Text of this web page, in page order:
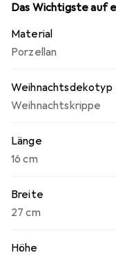
Das Wichtigste auf
Material
Porzellan
Weihnachtsdekotyp
Weihnachtskrippe
Länge
16 cm
Breite
27 cm
Höhe